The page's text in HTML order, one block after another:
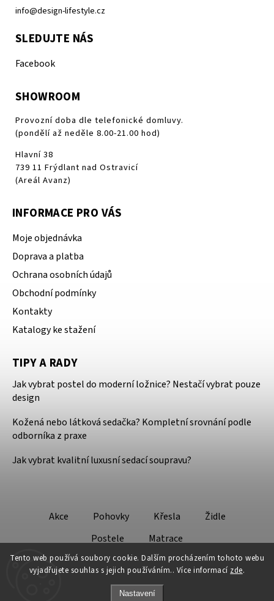
Tento web používá soubory cookie. Dalším procházením tohoto webu
vyjadřujete souhlas s jejich používáním.. Více informací zde.
Nastavení
info@design-lifestyle.cz
SLEDUJTE NÁS
Facebook
SHOWROOM
Provozní doba dle telefonické domluvy.
(pondělí až neděle 8.00-21.00 hod)
Hlavní 38
739 11 Frýdlant nad Ostravicí
(Areál Avanz)
INFORMACE PRO VÁS
Moje objednávka
Doprava a platba
Ochrana osobních údajů
Obchodní podmínky
Kontakty
Katalogy ke stažení
TIPY A RADY
Jak vybrat postel do moderní ložnice? Nestačí vybrat pouze
design
Kožená nebo látková sedačka? Kompletní srovnání podle
odborníka z praxe
Jak vybrat kvalitní luxusní sedací soupravu?
Akce Pohovky Křesla
Židle
Postele
Matrace